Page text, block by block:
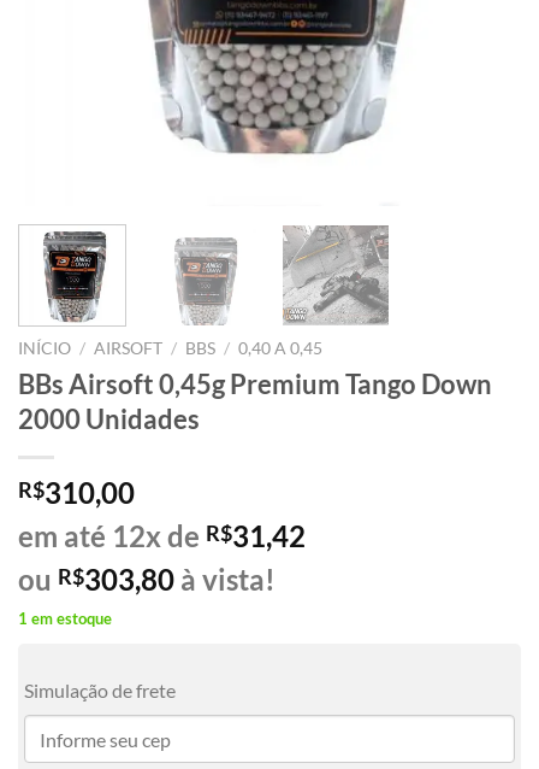
INÍCIO / AIRSOFT / BBS / 0,40 A 0,45
BBs Airsoft 0,45g Premium Tango Down
2000 Unidades
R$310,00
em até 12x de R$31,42
ou R$303,80 à vista!
1 em estoque
Simulação de frete